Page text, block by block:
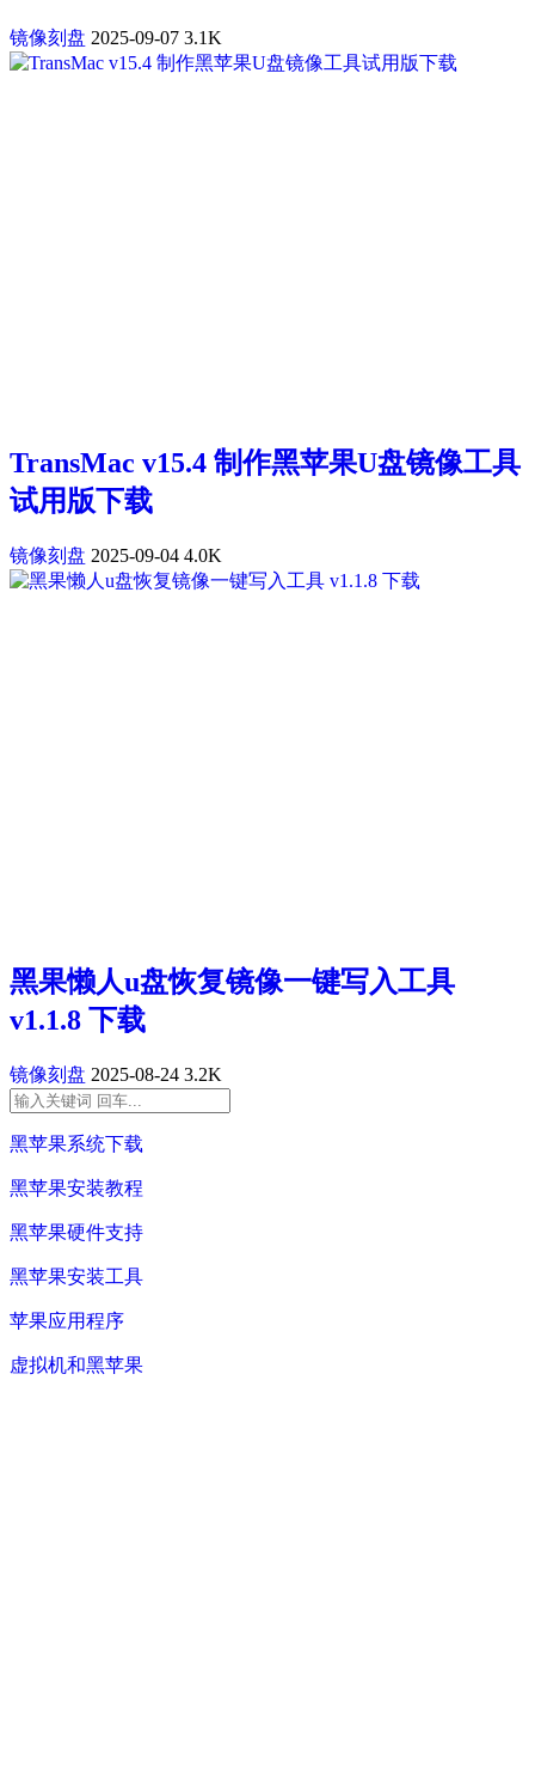
镜像刻盘 2025-09-07 3.1K
TransMac v15.4 制作黑苹果U盘镜像工具
试用版下载
镜像刻盘 2025-09-04 4.0K
黑果懒人u盘恢复镜像一键写入工具
v1.1.8 下载
镜像刻盘 2025-08-24 3.2K
黑苹果系统下载
黑苹果安装教程
黑苹果硬件支持
黑苹果安装工具
苹果应用程序
虚拟机和黑苹果